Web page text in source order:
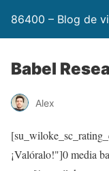
86400 – Blog de
Babel
Alex
¡Valóralo!"]0media